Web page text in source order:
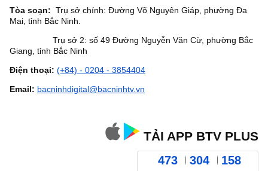
Tòa soạn: Trụ sở chính: Đường Võ Nguyên Giáp, phường Đa
Mai, tỉnh Bắc Ninh.
Trụ sở 2: số 49 Đường Nguyễn Văn Cừ, phường Bắc
Giang, tỉnh Bắc Ninh
Điện thoại: (+84) - 0204 - 3854404
Email: bacninhdigital@bacninhtv.vn
TẢI APP BTV PLUS
473 304 158